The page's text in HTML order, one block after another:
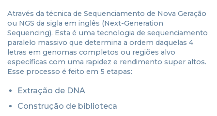
Através da técnica de Sequenciamento de Nova Geração
ou NGS da sigla em inglês (Next-Generation
Sequencing). Esta é uma tecnologia de sequenciamento
paralelo massivo que determina a ordem daquelas 4
letras em genomas completos ou regiões alvo
específicas com uma rapidez e rendimento super altos.
Esse processo é feito em 5 etapas:
Extração de DNA
Construção de biblioteca